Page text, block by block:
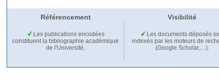
Référencement Visibilité
Les publications encodées
constituent la bibliographie académique
de l'Université.
Les documents déposés
indexés par les moteurs de
(Google Scholar,…).